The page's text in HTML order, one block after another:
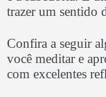
trazer um sentido
Confira a seguir
você meditar e
com excelentes